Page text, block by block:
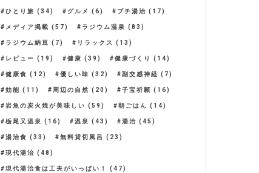
ひとり旅 (34) グルメ (6) プチ湯治 (17)
メディア掲載 (57) ラジウム温泉 (83)
ラジウム納豆 (7) リラックス (13)
レビュー (19) 健康 (39) 健康づくり (14)
健康食 (12) 優しい味 (32) 副交感神経 (7)
効能 (11) 周辺の自然 (20) 子宝祈願 (16)
岩魚の炭火焼が美味しい (59) 朝ごはん (14)
栃尾又温泉 (16) 温泉 (43) 湯治 (45)
湯治食 (33) 無料貸切風呂 (23)
現代湯治 (48)
現代湯治食は工夫がいっぱい！ (47)